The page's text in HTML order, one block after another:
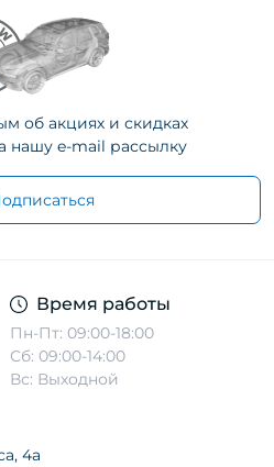
об акциях и скидках
нашу e-mail рассылку
Время работы
Пн-Пт: 09:00-18:00
Сб: 09:00-14:00
Вс: Выходной
4а